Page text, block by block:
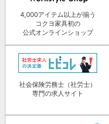
4,000アイテム以上が揃う
コクヨ家具初の
公式オンラインショップ
社会保険労務士（社労士）
専門の求人サイト